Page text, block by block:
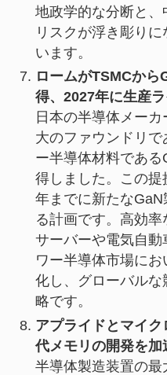
地政学的な分断と、
リスクが浮き彫り
います。
ロームがTSMCから
得、2027年に生産
日本の半導体メー
大のファウンドリ
ー半導体材料であ
得しました。この
年までに新たな
る計画です。高効
サーバーや電気自
ワー半導体市場に
化し、グローバル
略です。
アプライドとマイ
代メモリの開発を加
半導体製造装置の